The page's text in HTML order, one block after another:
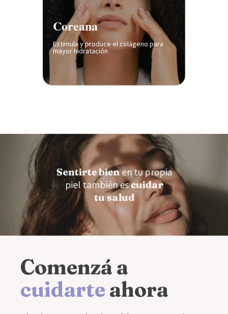
Coreana
Estimula y produce el colágeno para
mayor hidratación
Sentirte bien en tu propia
piel también escuidar
tu salud
Comenzá a
cuidarte ahora